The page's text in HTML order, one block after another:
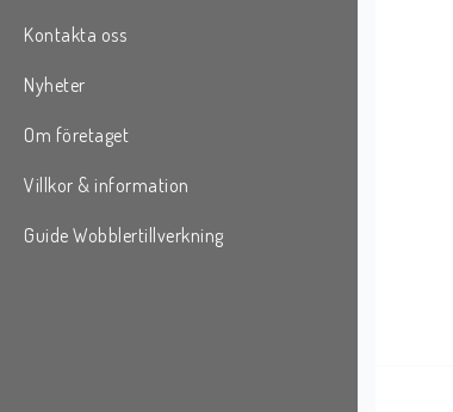
Kontakta oss
Nyheter
Om företaget
Villkor & information
Guide Wobblertillverkning